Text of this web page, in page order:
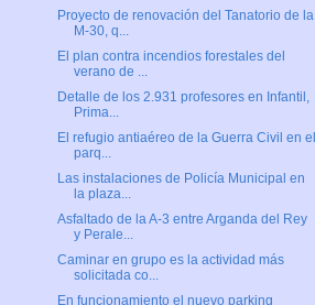
Proyecto de renovación del Tanatorio de la
M-30, q...
El plan contra incendios forestales del
verano de ...
Detalle de los 2.931 profesores en Infantil,
Prima...
El refugio antiaéreo de la Guerra Civil en el
parq...
Las instalaciones de Policía Municipal en
la plaza...
Asfaltado de la A-3 entre Arganda del Rey
y Perale...
Caminar en grupo es la actividad más
solicitada co...
En funcionamiento el nuevo parking